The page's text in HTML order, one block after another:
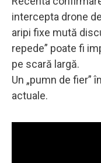
intercepta drone
aripi fixe mută
repede” poate fi
pe scară largă.
Un „pumn de fier”
actuale.